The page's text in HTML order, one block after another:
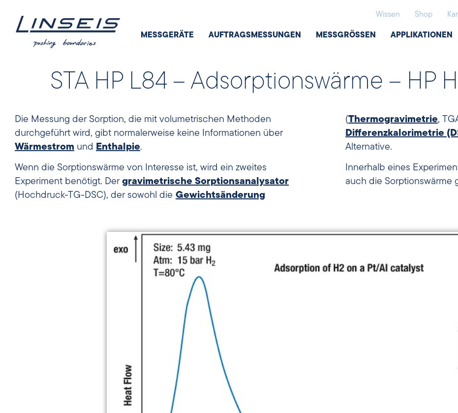
Wissen Shop
MESSGERÄTE AUFTRAGSMESSUNGEN MESSGRÖSSEN APPLIKATIONEN
STA HP L84 – Adsorptionswärme – HP
Die Messung der Sorption, die mit volumetrischen Methoden
durchgeführt wird, gibt normalerweise keine Informationen über
Wärmestrom und Enthalpie.
Wenn die Sorptionswärme von Interesse ist, wird ein zweites
Experiment benötigt. Der gravimetrische Sorptionsanalysator
(Hochdruck-TG-DSC), der sowohl die Gewichtsänderung
(Thermogravimetrie,
Differenzkalorimetrie
Alternative.
Innerhalb eines
auch die Sorptionswärme